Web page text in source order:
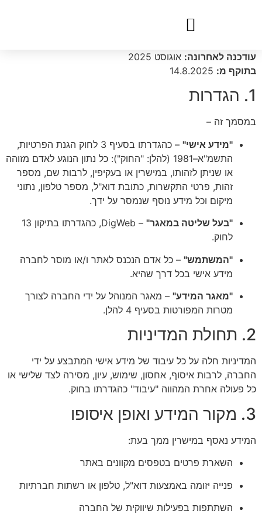
עודכנה לאחרונה: אוגוסט 2025
בתוקף מ:
1. הגדרות
במסמך זה –
"מידע אישי"
– כהגדרתו בסעיף 3 לחוק הגנת הפרטיות,
התשמ"א–1981 (להלן: "החוק"): כל נתון הנוגע לאדם מזוהה
או שניתן לזהותו, במישרין או בעקיפין, לרבות שם, מספר
זהות, פרטי התקשרות, כתובת דוא"ל, מספר טלפון, נתוני
מיקום וכל מידע נוסף שנמסר על ידך.
"בעל שליטה במאגר"
– DigWeb, כהגדרתו בתיקון 13
לחוק.
"המשתמש" – כל אדם הנכנס לאתר ו/או מוסר לחברה
מידע אישי בכל דרך שהיא.
"מאגר המידע" – מאגר המנוהל על ידי החברה לצורך
מטרות המפורטות בסעיף 4 להלן.
2. תחולת המדיניות
המדיניות חלה על כל עיבוד של מידע אישי המתבצע על ידי
החברה, לרבות איסוף, אחסון, שימוש, עיון, מסירה לצד שלישי או
כל פעולה אחרת המהווה "עיבוד" כהגדרתו בחוק.
3. מקור המידע ואופן איסופו
המידע נאסף במישרין ממך בעת:
השארת פרטים בטפסים מקוונים באתר
פנייה יזומה באמצעות דוא"ל, טלפון או רשתות חברתיות
השתתפות בפעילות שיווקית של החברה